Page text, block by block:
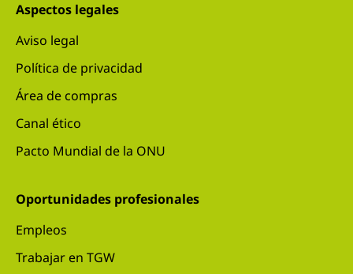
Aspectos legales
Aviso legal
Política de privacidad
Área de compras
Canal ético
Pacto Mundial de la ONU
Oportunidades profesionales
Empleos
Trabajar en TGW